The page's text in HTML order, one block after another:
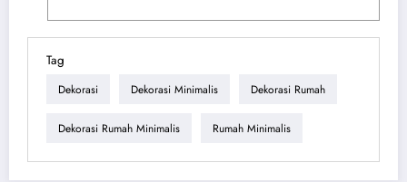
Tag
Dekorasi Dekorasi Minimalis Dekorasi Rumah
Dekorasi Rumah Minimalis Rumah Minimalis